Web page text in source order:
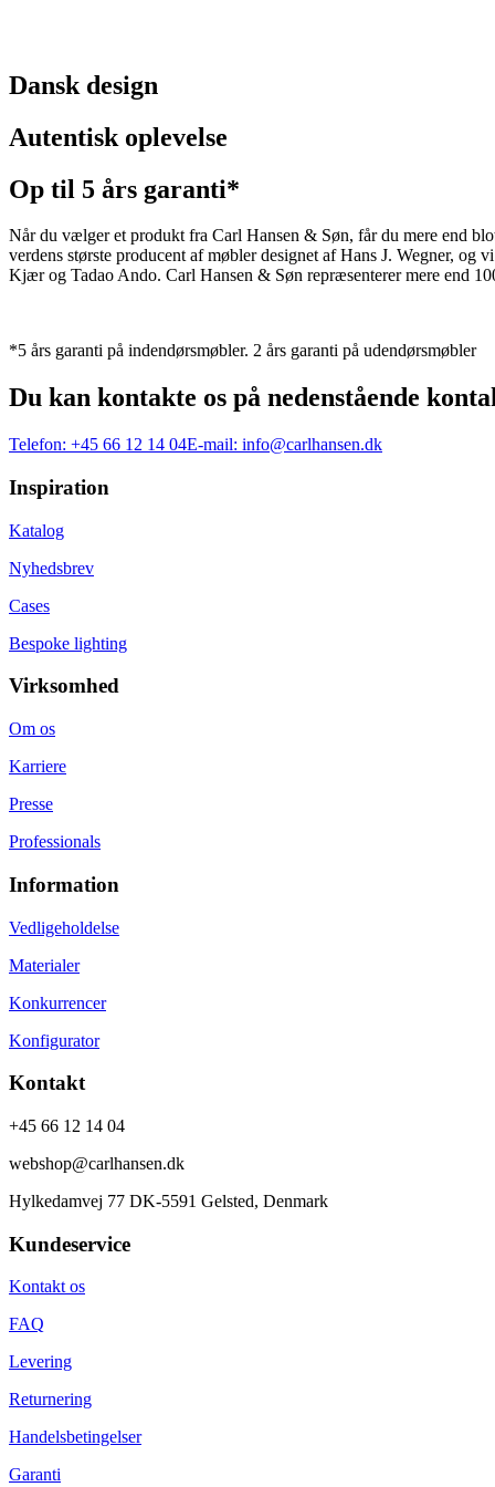
Dansk design
Autentisk oplevelse
Op til 5 års garanti*
Når du vælger et produkt fra Carl Hansen & Søn, får du mere end
verdens største producent af møbler designet af Hans J. Wegner,
Kjær og Tadao Ando. Carl Hansen & Søn repræsenterer mere end
*5 års garanti på indendørsmøbler. 2 års garanti på udendørsmøbler
Du kan kontakte os på nedenstående
Telefon: +45 66 12 14 04E-mail: info@carlhansen.dk
Inspiration
Katalog
Nyhedsbrev
Cases
Bespoke lighting
Virksomhed
Om os
Karriere
Presse
Professionals
Information
Vedligeholdelse
Materialer
Konkurrencer
Konfigurator
Kontakt
+45 66 12 14 04
webshop@carlhansen.dk
Hylkedamvej 77 DK-5591 Gelsted, Denmark
Kundeservice
Kontakt os
FAQ
Levering
Returnering
Handelsbetingelser
Garanti